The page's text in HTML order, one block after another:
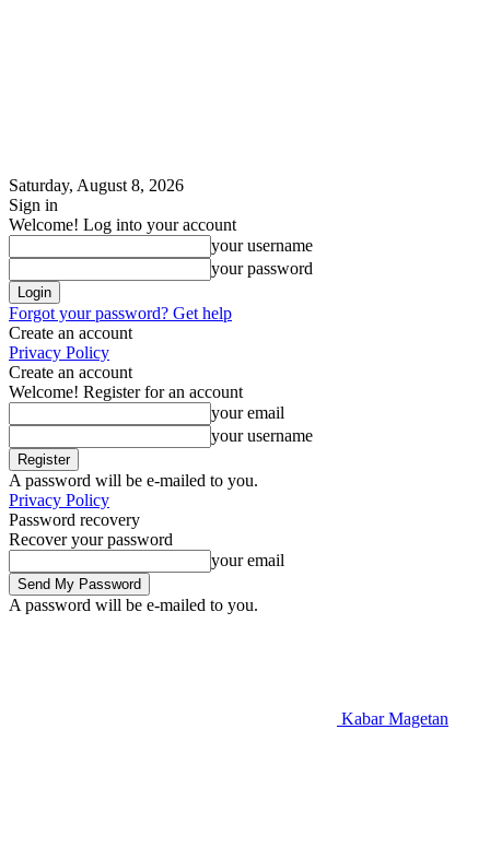
Saturday, August 8, 2026
Sign in
Welcome! Log into your account
your username
your password
Forgot your password? Get help
Create an account
Privacy Policy
Create an account
Welcome! Register for an account
your email
your username
A password will be e-mailed to you.
Privacy Policy
Password recovery
Recover your password
your email
A password will be e-mailed to you.
Kabar Magetan